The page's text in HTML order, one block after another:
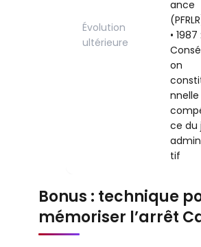
Évolution
ultérieure
ance
• 1987 :
on
ce du
tif
Bonus : technique
mémoriser l’arrêt